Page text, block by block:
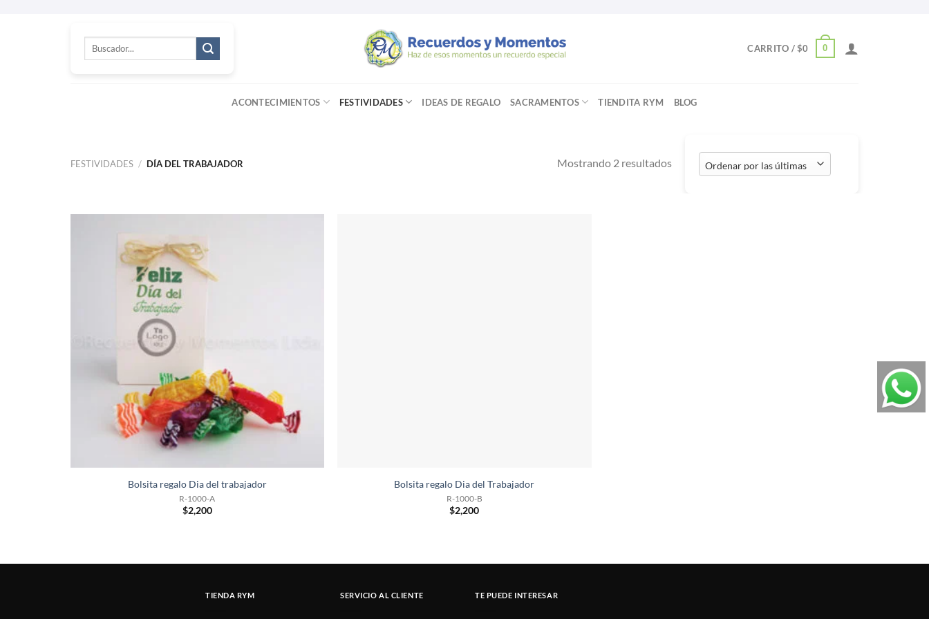
Buscar
CARRITO /$0 0
ACONTECIMIENTOS FESTIVIDADES IDEAS DE REGALO SACRAMENTOS TIENDITA RYM BLOG
FESTIVIDADES / DÍA DEL TRABAJADOR Mostrando 2 resultados Ordenado
Bolsita regalo Dia del trabajador
R-1000-A
$2,200
Bolsita regalo Dia del Trabajador
R-1000-B
$2,200
TIENDA RYM SERVICIO AL CLIENTE TE PUEDE INTERESAR